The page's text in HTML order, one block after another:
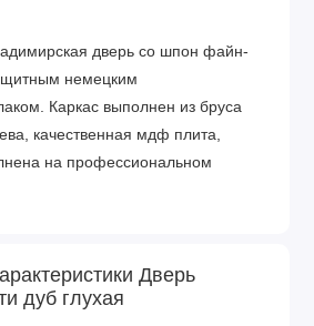
дверь со шпон файн-
немецким
Каркас выполнен из бруса
качественная мдф плита,
на профессиональном
Дверь
дуб глухая